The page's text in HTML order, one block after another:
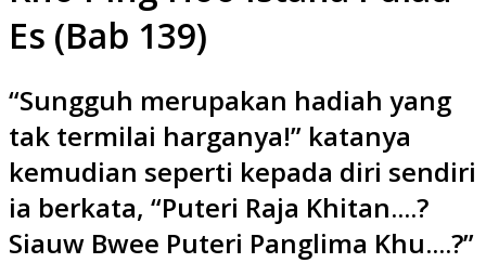
Es (Bab 139)
“Sungguh merupakan hadiah yang
tak termilai harganya!” katanya
kemudian seperti kepada diri sendiri
ia berkata, “Puteri Raja Khitan....?
Siauw Bwee Puteri Panglima Khu....?”